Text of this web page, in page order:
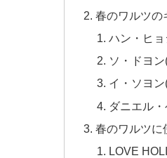
春のワルツの
ハン・ヒ
ソ・ドヨ
イ・ソヨ
ダニエル
春のワルツに
LOVE